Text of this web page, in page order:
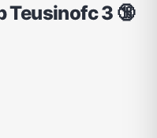
Teusinofc 3 🔞